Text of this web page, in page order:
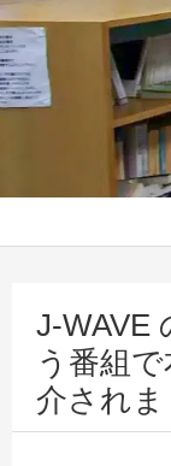
J-WAVE
う番組
介されま